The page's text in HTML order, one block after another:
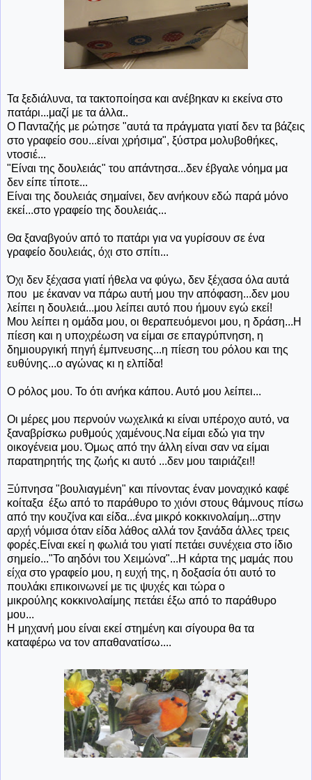
Τα ξεδιάλυνα, τα τακτοποίησα και ανέβηκαν κι εκείνα στο
πατάρι...μαζί με τα άλλα..
Ο Πανταζής με ρώτησε "αυτά τα πράγματα γιατί δεν τα βάζεις
στο γραφείο σου...είναι χρήσιμα", ξύστρα μολυβοθήκες,
ντοσιέ...
"Είναι της δουλειάς" του απάντησα...δεν έβγαλε νόημα μα
δεν είπε τίποτε...
Είναι της δουλειάς σημαίνει, δεν ανήκουν εδώ παρά μόνο
εκεί...στο γραφείο της δουλειάς...
Θα ξαναβγούν από το πατάρι για να γυρίσουν σε ένα
γραφείο δουλειάς, όχι στο σπίτι...
Όχι δεν ξέχασα γιατί ήθελα να φύγω, δεν ξέχασα όλα αυτά
που με έκαναν να πάρω αυτή μου την απόφαση...δεν μου
λείπει η δουλειά...μου λείπει αυτό που ήμουν εγώ εκεί!
Μου λείπει η ομάδα μου, οι θεραπευόμενοι μου, η δράση...Η
πίεση και η υποχρέωση να είμαι σε επαγρύπνηση, η
δημιουργική πηγή έμπνευσης...η πίεση του ρόλου και της
ευθύνης...ο αγώνας κι η ελπίδα!
Ο ρόλος μου. Το ότι ανήκα κάπου. Αυτό μου λείπει...
Οι μέρες μου περνούν νωχελικά κι είναι υπέροχο αυτό, να
ξαναβρίσκω ρυθμούς χαμένους.Να είμαι εδώ για την
οικογένεια μου. Όμως από την άλλη είναι σαν να είμαι
παρατηρητής της ζωής κι αυτό ...δεν μου ταιριάζει!!
Ξύπνησα "βουλιαγμένη" και πίνοντας έναν μοναχικό καφέ
κοίταξα έξω από το παράθυρο το χιόνι στους θάμνους πίσω
από την κουζίνα και είδα...ένα μικρό κοκκινολαίμη...στην
αρχή νόμισα όταν είδα λάθος αλλά τον ξανάδα άλλες τρεις
φορές.Είναι εκεί η φωλιά του γιατί πετάει συνέχεια στο ίδιο
σημείο..."Το αηδόνι του Χειμώνα"...Η κάρτα της μαμάς που
είχα στο γραφείο μου, η ευχή της, η δοξασία ότι αυτό το
πουλάκι επικοινωνεί με τις ψυχές και τώρα ο
μικρούλης κοκκινολαίμης πετάει έξω από το παράθυρο
μου...
Η μηχανή μου είναι εκεί στημένη και σίγουρα θα τα
καταφέρω να τον απαθανατίσω....